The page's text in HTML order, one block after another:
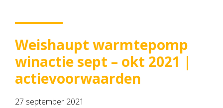
Weishaupt warmtepomp
winactie sept – okt 2021 |
actievoorwaarden
27 september 2021